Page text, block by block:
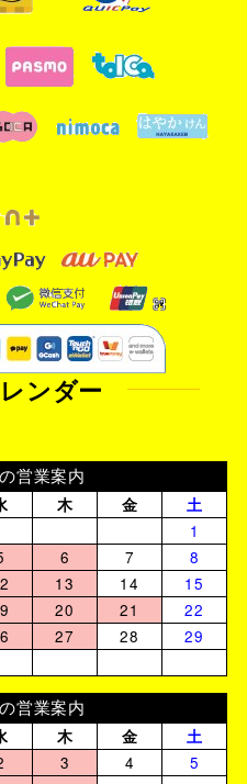
ンダー
営業案内
木 金
土
1
6 7
8
13 14
15
20 21
22
27 28
29
営業案内
木 金
土
3 4
5